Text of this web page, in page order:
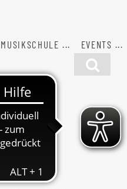
MUSIKSCHULE EVENTS